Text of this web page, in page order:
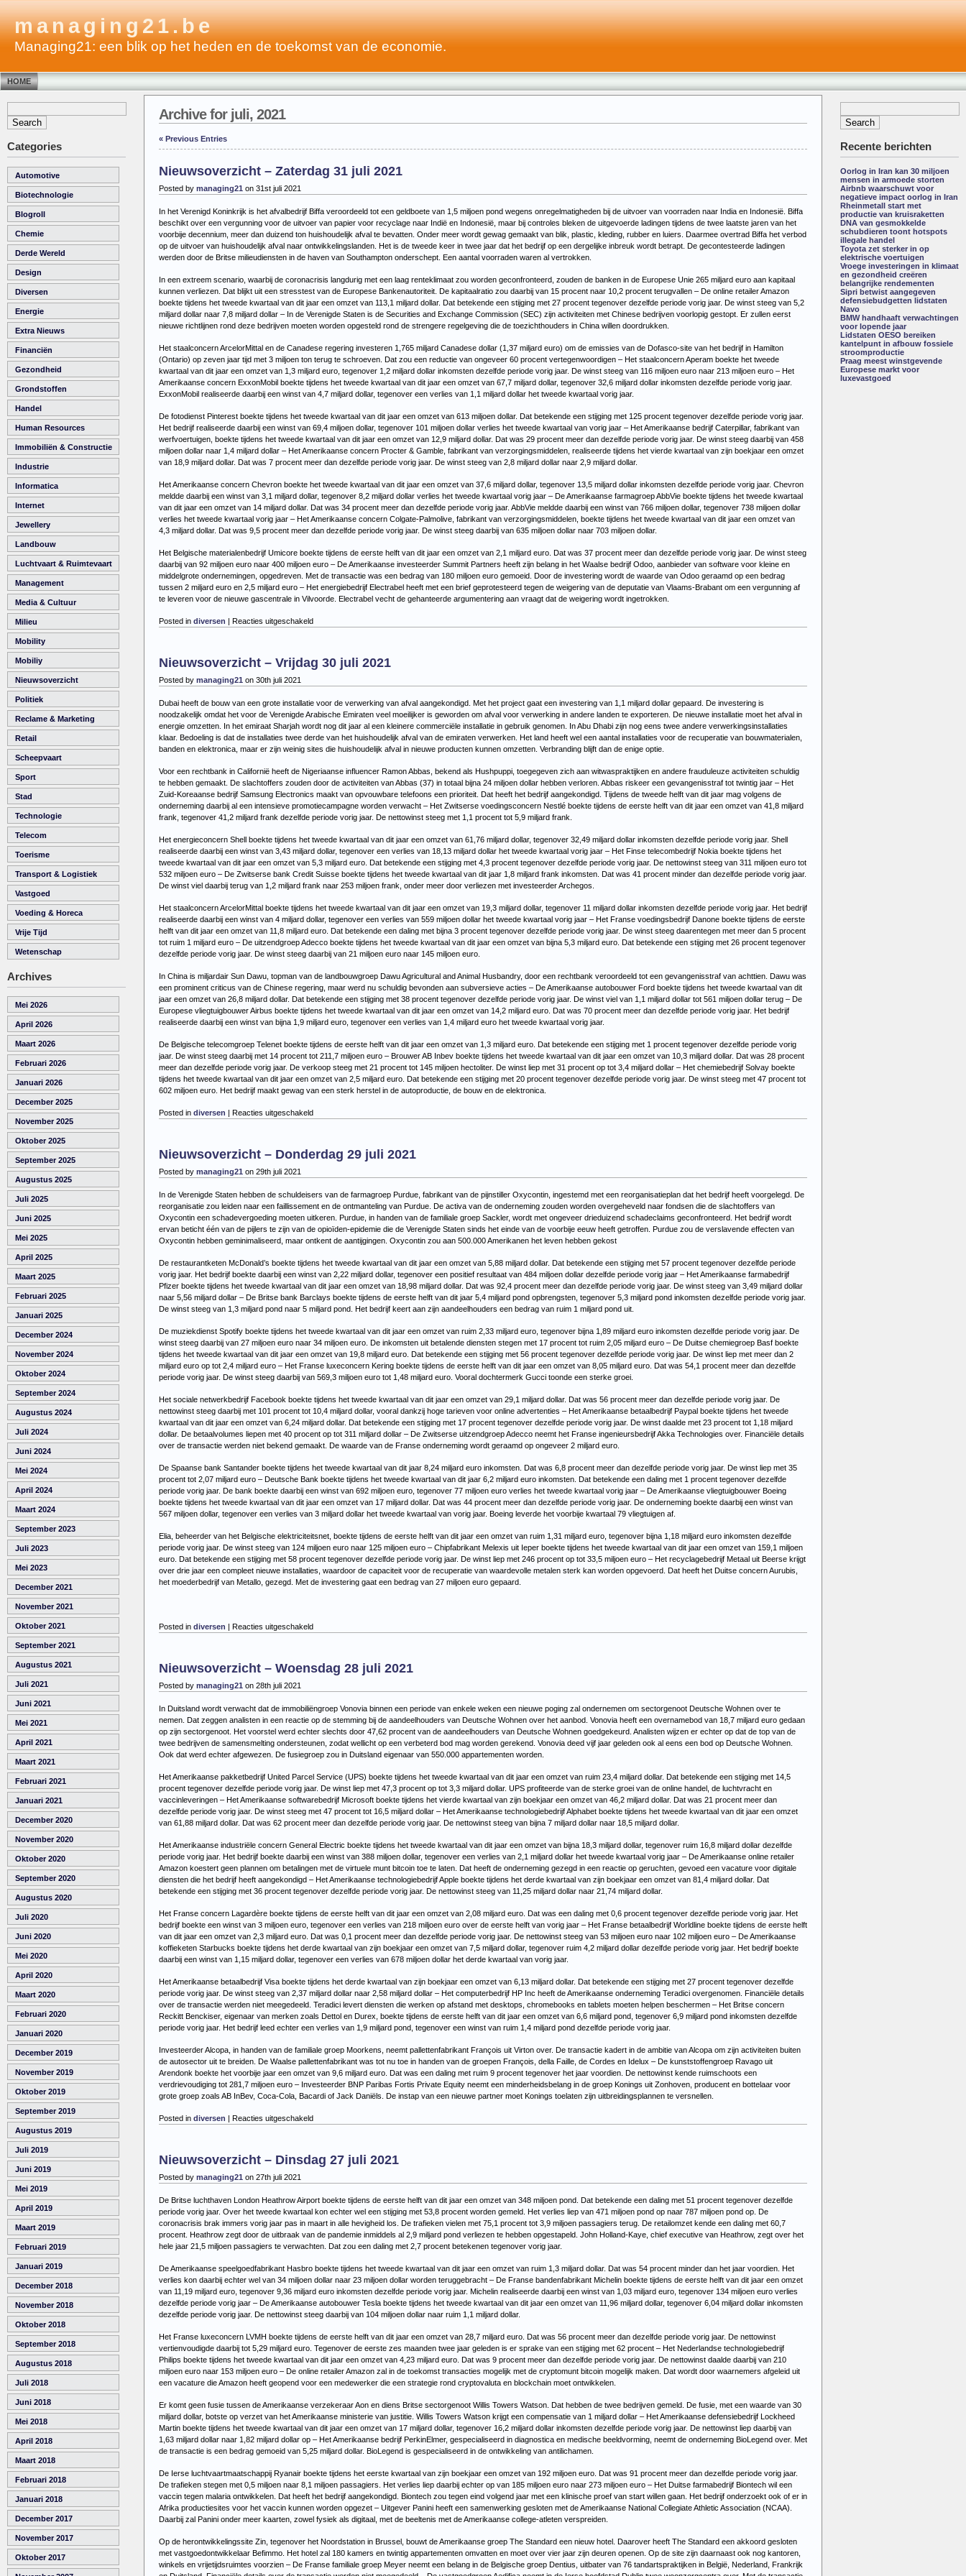
managing21.be
Managing21: een blik op het heden en de toekomst van de economie.
HOME
Categories
Automotive
Biotechnologie
Blogroll
Chemie
Derde Wereld
Design
Diversen
Energie
Extra Nieuws
Financiën
Gezondheid
Grondstoffen
Handel
Human Resources
Immobiliën & Constructie
Industrie
Informatica
Internet
Jewellery
Landbouw
Luchtvaart & Ruimtevaart
Management
Media & Cultuur
Milieu
Mobility
Mobiliy
Nieuwsoverzicht
Politiek
Reclame & Marketing
Retail
Scheepvaart
Sport
Stad
Technologie
Telecom
Toerisme
Transport & Logistiek
Vastgoed
Voeding & Horeca
Vrije Tijd
Wetenschap
Archives
Mei 2026
April 2026
Maart 2026
Februari 2026
Januari 2026
December 2025
November 2025
Oktober 2025
September 2025
Augustus 2025
Juli 2025
Juni 2025
Mei 2025
April 2025
Maart 2025
Februari 2025
Januari 2025
December 2024
November 2024
Oktober 2024
September 2024
Augustus 2024
Juli 2024
Juni 2024
Mei 2024
April 2024
Maart 2024
September 2023
Juli 2023
Mei 2023
December 2021
November 2021
Oktober 2021
September 2021
Augustus 2021
Juli 2021
Juni 2021
Mei 2021
April 2021
Maart 2021
Februari 2021
Januari 2021
December 2020
November 2020
Oktober 2020
September 2020
Augustus 2020
Juli 2020
Juni 2020
Mei 2020
April 2020
Maart 2020
Februari 2020
Januari 2020
December 2019
November 2019
Oktober 2019
September 2019
Augustus 2019
Juli 2019
Juni 2019
Mei 2019
April 2019
Maart 2019
Februari 2019
Januari 2019
December 2018
November 2018
Oktober 2018
September 2018
Augustus 2018
Juli 2018
Juni 2018
Mei 2018
April 2018
Maart 2018
Februari 2018
Januari 2018
December 2017
November 2017
Oktober 2017
Recente berichten
Oorlog in Iran kan 30 miljoen
mensen in armoede storten
Airbnb waarschuwt voor
negatieve impact oorlog in Iran
Rheinmetall start met
productie van kruisraketten
DNA van gesmokkelde
schubdieren toont hotspots
illegale handel
Toyota zet sterker in op
elektrische voertuigen
Vroege investeringen in klimaat
en gezondheid creëren
belangrijke rendementen
Sipri betwist aangegeven
defensiebudgetten lidstaten
Navo
BMW handhaaft verwachtingen
voor lopende jaar
Lidstaten OESO bereiken
kantelpunt in afbouw fossiele
stroomproductie
Praag meest winstgevende
Europese markt voor
luxevastgoed
Archive for juli, 2021
« Previous Entries
Nieuwsoverzicht – Zaterdag 31 juli 2021
Posted by managing21 on 31st juli 2021
In het Verenigd Koninkrijk is het afvalbedrijf Biffa veroordeeld tot een geldboete van 1,5 miljoen pond wegens onregelmatigheden bij de uitvoer van voorraden naar India en Indonesië. Biffa
beschikt over een vergunning voor de uitvoer van papier voor recyclage naar Indië en Indonesië, maar bij controles bleken de uitgevoerde ladingen tijdens de twee laatste jaren van het
voorbije decennium, meer dan duizend ton huishoudelijk afval te bevatten. Onder meer wordt gewag gemaakt van blik, plastic, kleding, rubber en luiers. Daarmee overtrad Biffa het verbod
op de uitvoer van huishoudelijk afval naar ontwikkelingslanden. Het is de tweede keer in twee jaar dat het bedrijf op een dergelijke inbreuk wordt betrapt. De gecontesteerde ladingen
werden door de Britse milieudiensten in de haven van Southampton onderschept. Een aantal voorraden waren al vertrokken.
In een extreem scenario, waarbij de coronacrisis langdurig met een laag renteklimaat zou worden geconfronteerd, zouden de banken in de Europese Unie 265 miljard euro aan kapitaal
kunnen verliezen. Dat blijkt uit een stresstest van de Europese Bankenautoriteit. De kapitaalratio zou daarbij van 15 procent naar 10,2 procent terugvallen – De online retailer Amazon
boekte tijdens het tweede kwartaal van dit jaar een omzet van 113,1 miljard dollar. Dat betekende een stijging met 27 procent tegenover dezelfde periode vorig jaar. De winst steeg van 5,2
miljard dollar naar 7,8 miljard dollar – In de Verenigde Staten is de Securities and Exchange Commission (SEC) zijn activiteiten met Chinese bedrijven voorlopig gestopt. Er zullen eerst
nieuwe richtlijnen rond deze bedrijven moeten worden opgesteld rond de strengere regelgeving die de toezichthouders in China willen doordrukken.
Het staalconcern ArcelorMittal en de Canadese regering investeren 1,765 miljard Canadese dollar (1,37 miljard euro) om de emissies van de Dofasco-site van het bedrijf in Hamilton
(Ontario) op zeven jaar tijd met 3 miljoen ton terug te schroeven. Dat zou een reductie van ongeveer 60 procent vertegenwoordigen – Het staalconcern Aperam boekte het tweede
kwartaal van dit jaar een omzet van 1,3 miljard euro, tegenover 1,2 miljard dollar inkomsten dezelfde periode vorig jaar. De winst steeg van 116 miljoen euro naar 213 miljoen euro – Het
Amerikaanse concern ExxonMobil boekte tijdens het tweede kwartaal van dit jaar een omzet van 67,7 miljard dollar, tegenover 32,6 miljard dollar inkomsten dezelfde periode vorig jaar.
ExxonMobil realiseerde daarbij een winst van 4,7 miljard dollar, tegenover een verlies van 1,1 miljard dollar het tweede kwartaal vorig jaar.
De fotodienst Pinterest boekte tijdens het tweede kwartaal van dit jaar een omzet van 613 miljoen dollar. Dat betekende een stijging met 125 procent tegenover dezelfde periode vorig jaar.
Het bedrijf realiseerde daarbij een winst van 69,4 miljoen dollar, tegenover 101 miljoen dollar verlies het tweede kwartaal van vorig jaar – Het Amerikaanse bedrijf Caterpillar, fabrikant van
werfvoertuigen, boekte tijdens het tweede kwartaal van dit jaar een omzet van 12,9 miljard dollar. Dat was 29 procent meer dan dezelfde periode vorig jaar. De winst steeg daarbij van 458
miljoen dollar naar 1,4 miljard dollar – Het Amerikaanse concern Procter & Gamble, fabrikant van verzorgingsmiddelen, realiseerde tijdens het vierde kwartaal van zijn boekjaar een omzet
van 18,9 miljard dollar. Dat was 7 procent meer dan dezelfde periode vorig jaar. De winst steeg van 2,8 miljard dollar naar 2,9 miljard dollar.
Het Amerikaanse concern Chevron boekte het tweede kwartaal van dit jaar een omzet van 37,6 miljard dollar, tegenover 13,5 miljard dollar inkomsten dezelfde periode vorig jaar. Chevron
meldde daarbij een winst van 3,1 miljard dollar, tegenover 8,2 miljard dollar verlies het tweede kwartaal vorig jaar – De Amerikaanse farmagroep AbbVie boekte tijdens het tweede kwartaal
van dit jaar een omzet van 14 miljard dollar. Dat was 34 procent meer dan dezelfde periode vorig jaar. AbbVie meldde daarbij een winst van 766 miljoen dollar, tegenover 738 miljoen dollar
verlies het tweede kwartaal vorig jaar – Het Amerikaanse concern Colgate-Palmolive, fabrikant van verzorgingsmiddelen, boekte tijdens het tweede kwartaal van dit jaar een omzet van
4,3 miljard dollar. Dat was 9,5 procent meer dan dezelfde periode vorig jaar. De winst steeg daarbij van 635 miljoen dollar naar 703 miljoen dollar.
Het Belgische materialenbedrijf Umicore boekte tijdens de eerste helft van dit jaar een omzet van 2,1 miljard euro. Dat was 37 procent meer dan dezelfde periode vorig jaar. De winst steeg
daarbij van 92 miljoen euro naar 400 miljoen euro – De Amerikaanse investeerder Summit Partners heeft zijn belang in het Waalse bedrijf Odoo, aanbieder van software voor kleine en
middelgrote ondernemingen, opgedreven. Met de transactie was een bedrag van 180 miljoen euro gemoeid. Door de investering wordt de waarde van Odoo geraamd op een bedrag
tussen 2 miljard euro en 2,5 miljard euro – Het energiebedrijf Electrabel heeft met een brief geprotesteerd tegen de weigering van de deputatie van Vlaams-Brabant om een vergunning af
te leveren voor de nieuwe gascentrale in Vilvoorde. Electrabel vecht de gehanteerde argumentering aan vraagt dat de weigering wordt ingetrokken.
Posted in diversen | Reacties uitgeschakeldvoor
31
2021
Nieuwsoverzicht – Vrijdag 30 juli 2021
Posted by managing21 on 30th juli 2021
Dubai heeft de bouw van een grote installatie voor de verwerking van afval aangekondigd. Met het project gaat een investering van 1,1 miljard dollar gepaard. De investering is
noodzakelijk omdat het voor de Verenigde Arabische Emiraten veel moeilijker is geworden om afval voor verwerking in andere landen te exporteren. De nieuwe installatie moet het afval in
energie omzetten. In het emiraat Sharjah wordt nog dit jaar al een kleinere commerciële installatie in gebruik genomen. In Abu Dhabi zijn nog eens twee andere verwerkingsinstallaties
klaar. Bedoeling is dat de installaties twee derde van het huishoudelijk afval van de emiraten verwerken. Het land heeft wel een aantal installaties voor de recuperatie van bouwmaterialen,
banden en elektronica, maar er zijn weinig sites die huishoudelijk afval in nieuwe producten kunnen omzetten. Verbranding blijft dan de enige optie.
Voor een rechtbank in Californië heeft de Nigeriaanse influencer Ramon Abbas, bekend als Hushpuppi, toegegeven zich aan witwaspraktijken en andere frauduleuze activiteiten schuldig
te hebben gemaakt. De slachtoffers zouden door de activiteiten van Abbas (37) in totaal bijna 24 miljoen dollar hebben verloren. Abbas riskeer een gevangenisstraf tot twintig jaar – Het
Zuid-Koreaanse bedrijf Samsung Electronics maakt van opvouwbare telefoons een prioriteit. Dat heeft het bedrijf aangekondigd. Tijdens de tweede helft van dit jaar mag volgens de
onderneming daarbij al een intensieve promotiecampagne worden verwacht – Het Zwitserse voedingsconcern Nestlé boekte tijdens de eerste helft van dit jaar een omzet van 41,8 miljard
frank, tegenover 41,2 miljard frank dezelfde periode vorig jaar. De nettowinst steeg met 1,1 procent tot 5,9 miljard frank.
Het energieconcern Shell boekte tijdens het tweede kwartaal van dit jaar een omzet van 61,76 miljard dollar, tegenover 32,49 miljard dollar inkomsten dezelfde periode vorig jaar. Shell
realiseerde daarbij een winst van 3,43 miljard dollar, tegenover een verlies van 18,13 miljard dollar het tweede kwartaal vorig jaar – Het Finse telecombedrijf Nokia boekte tijdens het
tweede kwartaal van dit jaar een omzet van 5,3 miljard euro. Dat betekende een stijging met 4,3 procent tegenover dezelfde periode vorig jaar. De nettowinst steeg van 311 miljoen euro tot
532 miljoen euro – De Zwitserse bank Credit Suisse boekte tijdens het tweede kwartaal van dit jaar 1,8 miljard frank inkomsten. Dat was 41 procent minder dan dezelfde periode vorig jaar.
De winst viel daarbij terug van 1,2 miljard frank naar 253 miljoen frank, onder meer door verliezen met investeerder Archegos.
Het staalconcern ArcelorMittal boekte tijdens het tweede kwartaal van dit jaar een omzet van 19,3 miljard dollar, tegenover 11 miljard dollar inkomsten dezelfde periode vorig jaar. Het bedrijf
realiseerde daarbij een winst van 4 miljard dollar, tegenover een verlies van 559 miljoen dollar het tweede kwartaal vorig jaar – Het Franse voedingsbedrijf Danone boekte tijdens de eerste
helft van dit jaar een omzet van 11,8 miljard euro. Dat betekende een daling met bijna 3 procent tegenover dezelfde periode vorig jaar. De winst steeg daarentegen met meer dan 5 procent
tot ruim 1 miljard euro – De uitzendgroep Adecco boekte tijdens het tweede kwartaal van dit jaar een omzet van bijna 5,3 miljard euro. Dat betekende een stijging met 26 procent tegenover
dezelfde periode vorig jaar. De winst steeg daarbij van 21 miljoen euro naar 145 miljoen euro.
In China is miljardair Sun Dawu, topman van de landbouwgroep Dawu Agricultural and Animal Husbandry, door een rechtbank veroordeeld tot een gevangenisstraf van achttien. Dawu was
een prominent criticus van de Chinese regering, maar werd nu schuldig bevonden aan subversieve acties – De Amerikaanse autobouwer Ford boekte tijdens het tweede kwartaal van dit
jaar een omzet van 26,8 miljard dollar. Dat betekende een stijging met 38 procent tegenover dezelfde periode vorig jaar. De winst viel van 1,1 miljard dollar tot 561 miljoen dollar terug – De
Europese vliegtuigbouwer Airbus boekte tijdens het tweede kwartaal van dit jaar een omzet van 14,2 miljard euro. Dat was 70 procent meer dan dezelfde periode vorig jaar. Het bedrijf
realiseerde daarbij een winst van bijna 1,9 miljard euro, tegenover een verlies van 1,4 miljard euro het tweede kwartaal vorig jaar.
De Belgische telecomgroep Telenet boekte tijdens de eerste helft van dit jaar een omzet van 1,3 miljard euro. Dat betekende een stijging met 1 procent tegenover dezelfde periode vorig
jaar. De winst steeg daarbij met 14 procent tot 211,7 miljoen euro – Brouwer AB Inbev boekte tijdens het tweede kwartaal van dit jaar een omzet van 10,3 miljard dollar. Dat was 28 procent
meer dan dezelfde periode vorig jaar. De verkoop steeg met 21 procent tot 145 miljoen hectoliter. De winst liep met 31 procent op tot 3,4 miljard dollar – Het chemiebedrijf Solvay boekte
tijdens het tweede kwartaal van dit jaar een omzet van 2,5 miljard euro. Dat betekende een stijging met 20 procent tegenover dezelfde periode vorig jaar. De winst steeg met 47 procent tot
602 miljoen euro. Het bedrijf maakt gewag van een sterk herstel in de autoproductie, de bouw en de elektronica.
Posted in diversen | Reacties uitgeschakeldvoor
30
2021
Nieuwsoverzicht – Donderdag 29 juli 2021
Posted by managing21 on 29th juli 2021
In de Verenigde Staten hebben de schuldeisers van de farmagroep Purdue, fabrikant van de pijnstiller Oxycontin, ingestemd met een reorganisatieplan dat het bedrijf heeft voorgelegd. De
reorganisatie zou leiden naar een faillissement en de ontmanteling van Purdue. De activa van de onderneming zouden worden overgeheveld naar fondsen die de slachtoffers van
Oxycontin een schadevergoeding moeten uitkeren. Purdue, in handen van de familiale groep Sackler, wordt met ongeveer drieduizend schadeclaims geconfronteerd. Het bedrijf wordt
ervan beticht één van de pijlers te zijn van de opioïden-epidemie die de Verenigde Staten sinds het einde van de voorbije eeuw heeft getroffen. Purdue zou de verslavende effecten van
Oxycontin hebben geminimaliseerd, maar ontkent de aantijgingen. Oxycontin zou aan 500.000 Amerikanen het leven hebben gekost
De restaurantketen McDonald’s boekte tijdens het tweede kwartaal van dit jaar een omzet van 5,88 miljard dollar. Dat betekende een stijging met 57 procent tegenover dezelfde periode
vorig jaar. Het bedrijf boekte daarbij een winst van 2,22 miljard dollar, tegenover een positief resultaat van 484 miljoen dollar dezelfde periode vorig jaar – Het Amerikaanse farmabedrijf
Pfizer boekte tijdens het tweede kwartaal van dit jaar een omzet van 18,98 miljard dollar. Dat was 92,4 procent meer dan dezelfde periode vorig jaar. De winst steeg van 3,49 miljard dollar
naar 5,56 miljard dollar – De Britse bank Barclays boekte tijdens de eerste helft van dit jaar 5,4 miljard pond opbrengsten, tegenover 5,3 miljard pond inkomsten dezelfde periode vorig jaar.
De winst steeg van 1,3 miljard pond naar 5 miljard pond. Het bedrijf keert aan zijn aandeelhouders een bedrag van ruim 1 miljard pond uit.
De muziekdienst Spotify boekte tijdens het tweede kwartaal van dit jaar een omzet van ruim 2,33 miljard euro, tegenover bijna 1,89 miljard euro inkomsten dezelfde periode vorig jaar. De
winst steeg daarbij van 27 miljoen euro naar 34 miljoen euro. De inkomsten uit betalende diensten stegen met 17 procent tot ruim 2,05 miljard euro – De Duitse chemiegroep Basf boekte
tijdens het tweede kwartaal van dit jaar een omzet van 19,8 miljard euro. Dat betekende een stijging met 56 procent tegenover dezelfde periode vorig jaar. De winst liep met meer dan 2
miljard euro op tot 2,4 miljard euro – Het Franse luxeconcern Kering boekte tijdens de eerste helft van dit jaar een omzet van 8,05 miljard euro. Dat was 54,1 procent meer dan dezelfde
periode vorig jaar. De winst steeg daarbij van 569,3 miljoen euro tot 1,48 miljard euro. Vooral dochtermerk Gucci toonde een sterke groei.
Het sociale netwerkbedrijf Facebook boekte tijdens het tweede kwartaal van dit jaar een omzet van 29,1 miljard dollar. Dat was 56 procent meer dan dezelfde periode vorig jaar. De
nettowinst steeg daarbij met 101 procent tot 10,4 miljard dollar, vooral dankzij hoge tarieven voor online advertenties – Het Amerikaanse betaalbedrijf Paypal boekte tijdens het tweede
kwartaal van dit jaar een omzet van 6,24 miljard dollar. Dat betekende een stijging met 17 procent tegenover dezelfde periode vorig jaar. De winst daalde met 23 procent tot 1,18 miljard
dollar. De betaalvolumes liepen met 40 procent op tot 311 miljard dollar – De Zwitserse uitzendgroep Adecco neemt het Franse ingenieursbedrijf Akka Technologies over. Financiële details
over de transactie werden niet bekend gemaakt. De waarde van de Franse onderneming wordt geraamd op ongeveer 2 miljard euro.
De Spaanse bank Santander boekte tijdens het tweede kwartaal van dit jaar 8,24 miljard euro inkomsten. Dat was 6,8 procent meer dan dezelfde periode vorig jaar. De winst liep met 35
procent tot 2,07 miljard euro – Deutsche Bank boekte tijdens het tweede kwartaal van dit jaar 6,2 miljard euro inkomsten. Dat betekende een daling met 1 procent tegenover dezelfde
periode vorig jaar. De bank boekte daarbij een winst van 692 miljoen euro, tegenover 77 miljoen euro verlies het tweede kwartaal vorig jaar – De Amerikaanse vliegtuigbouwer Boeing
boekte tijdens het tweede kwartaal van dit jaar een omzet van 17 miljard dollar. Dat was 44 procent meer dan dezelfde periode vorig jaar. De onderneming boekte daarbij een winst van
567 miljoen dollar, tegenover een verlies van 3 miljard dollar het tweede kwartaal van vorig jaar. Boeing leverde het voorbije kwartaal 79 vliegtuigen af.
Elia, beheerder van het Belgische elektriciteitsnet, boekte tijdens de eerste helft van dit jaar een omzet van ruim 1,31 miljard euro, tegenover bijna 1,18 miljard euro inkomsten dezelfde
periode vorig jaar. De winst steeg van 124 miljoen euro naar 125 miljoen euro – Chipfabrikant Melexis uit Ieper boekte tijdens het tweede kwartaal van dit jaar een omzet van 159,1 miljoen
euro. Dat betekende een stijging met 58 procent tegenover dezelfde periode vorig jaar. De winst liep met 246 procent op tot 33,5 miljoen euro – Het recyclagebedrijf Metaal uit Beerse krijgt
over drie jaar een compleet nieuwe installaties, waardoor de capaciteit voor de recuperatie van waardevolle metalen sterk kan worden opgevoerd. Dat heeft het Duitse concern Aurubis,
het moederbedrijf van Metallo, gezegd. Met de investering gaat een bedrag van 27 miljoen euro gepaard.
Posted in diversen | Reacties uitgeschakeldvoor
29
2021
Nieuwsoverzicht – Woensdag 28 juli 2021
Posted by managing21 on 28th juli 2021
In Duitsland wordt verwacht dat de immobiliëngroep Vonovia binnen een periode van enkele weken een nieuwe poging zal ondernemen om sectorgenoot Deutsche Wohnen over te
nemen. Dat zeggen analisten in een reactie op de stemming bij de aandeelhouders van Deutsche Wohnen over het aanbod. Vonovia heeft een overnamebod van 18,7 miljard euro gedaan
op zijn sectorgenoot. Het voorstel werd echter slechts door 47,62 procent van de aandeelhouders van Deutsche Wohnen goedgekeurd. Analisten wijzen er echter op dat de top van de
twee bedrijven de samensmelting ondersteunen, zodat wellicht op een verbeterd bod mag worden gerekend. Vonovia deed vijf jaar geleden ook al eens een bod op Deutsche Wohnen.
Ook dat werd echter afgewezen. De fusiegroep zou in Duitsland eigenaar van 550.000 appartementen worden.
Het Amerikaanse pakketbedrijf United Parcel Service (UPS) boekte tijdens het tweede kwartaal van dit jaar een omzet van ruim 23,4 miljard dollar. Dat betekende een stijging met 14,5
procent tegenover dezelfde periode vorig jaar. De winst liep met 47,3 procent op tot 3,3 miljard dollar. UPS profiteerde van de sterke groei van de online handel, de luchtvracht en
vaccinleveringen – Het Amerikaanse softwarebedrijf Microsoft boekte tijdens het vierde kwartaal van zijn boekjaar een omzet van 46,2 miljard dollar. Dat was 21 procent meer dan
dezelfde periode vorig jaar. De winst steeg met 47 procent tot 16,5 miljard dollar – Het Amerikaanse technologiebedrijf Alphabet boekte tijdens het tweede kwartaal van dit jaar een omzet
van 61,88 miljard dollar. Dat was 62 procent meer dan dezelfde periode vorig jaar. De nettowinst steeg van bijna 7 miljard dollar naar 18,5 miljard dollar.
Het Amerikaanse industriële concern General Electric boekte tijdens het tweede kwartaal van dit jaar een omzet van bijna 18,3 miljard dollar, tegenover ruim 16,8 miljard dollar dezelfde
periode vorig jaar. Het bedrijf boekte daarbij een winst van 388 miljoen dollar, tegenover een verlies van 2,1 miljard dollar het tweede kwartaal vorig jaar – De Amerikaanse online retailer
Amazon koestert geen plannen om betalingen met de virtuele munt bitcoin toe te laten. Dat heeft de onderneming gezegd in een reactie op geruchten, gevoed een vacature voor digitale
diensten die het bedrijf heeft aangekondigd – Het Amerikaanse technologiebedrijf Apple boekte tijdens het derde kwartaal van zijn boekjaar een omzet van 81,4 miljard dollar. Dat
betekende een stijging met 36 procent tegenover dezelfde periode vorig jaar. De nettowinst steeg van 11,25 miljard dollar naar 21,74 miljard dollar.
Het Franse concern Lagardère boekte tijdens de eerste helft van dit jaar een omzet van 2,08 miljard euro. Dat was een daling met 0,6 procent tegenover dezelfde periode vorig jaar. Het
bedrijf boekte een winst van 3 miljoen euro, tegenover een verlies van 218 miljoen euro over de eerste helft van vorig jaar – Het Franse betaalbedrijf Worldline boekte tijdens de eerste helft
van dit jaar een omzet van 2,3 miljard euro. Dat was 0,1 procent meer dan dezelfde periode vorig jaar. De nettowinst steeg van 53 miljoen euro naar 102 miljoen euro – De Amerikaanse
koffieketen Starbucks boekte tijdens het derde kwartaal van zijn boekjaar een omzet van 7,5 miljard dollar, tegenover ruim 4,2 miljard dollar dezelfde periode vorig jaar. Het bedrijf boekte
daarbij een winst van 1,15 miljard dollar, tegenover een verlies van 678 miljoen dollar het derde kwartaal van vorig jaar.
Het Amerikaanse betaalbedrijf Visa boekte tijdens het derde kwartaal van zijn boekjaar een omzet van 6,13 miljard dollar. Dat betekende een stijging met 27 procent tegenover dezelfde
periode vorig jaar. De winst steeg van 2,37 miljard dollar naar 2,58 miljard dollar – Het computerbedrijf HP Inc heeft de Amerikaanse onderneming Teradici overgenomen. Financiële details
over de transactie werden niet meegedeeld. Teradici levert diensten die werken op afstand met desktops, chromebooks en tablets moeten helpen beschermen – Het Britse concern
Reckitt Benckiser, eigenaar van merken zoals Dettol en Durex, boekte tijdens de eerste helft van dit jaar een omzet van 6,6 miljard pond, tegenover 6,9 miljard pond inkomsten dezelfde
periode vorig jaar. Het bedrijf leed echter een verlies van 1,9 miljard pond, tegenover een winst van ruim 1,4 miljard pond dezelfde periode vorig jaar.
Investeerder Alcopa, in handen van de familiale groep Moorkens, neemt pallettenfabrikant François uit Virton over. De transactie kadert in de ambitie van Alcopa om zijn activiteiten buiten
de autosector uit te breiden. De Waalse pallettenfabrikant was tot nu toe in handen van de groepen François, della Faille, de Cordes en Idelux – De kunststoffengroep Ravago uit
Arendonk boekte het voorbije jaar een omzet van 9,6 miljard euro. Dat was een daling met ruim 9 procent tegenover het jaar voordien. De nettowinst kende ruimschoots een
verdrievoudiging tot 281,7 miljoen euro – Investeerder BNP Paribas Fortis Private Equity neemt een minderheidsbelang in de groep Konings uit Zonhoven, producent en bottelaar voor
grote groep zoals AB InBev, Coca-Cola, Bacardi of Jack Daniëls. De instap van een nieuwe partner moet Konings toelaten zijn uitbreidingsplannen te versnellen.
Posted in diversen | Reacties uitgeschakeldvoor
28
2021
Nieuwsoverzicht – Dinsdag 27 juli 2021
Posted by managing21 on 27th juli 2021
De Britse luchthaven London Heathrow Airport boekte tijdens de eerste helft van dit jaar een omzet van 348 miljoen pond. Dat betekende een daling met 51 procent tegenover dezelfde
periode vorig jaar. Over het tweede kwartaal kon echter wel een stijging met 53,8 procent worden gemeld. Het verlies liep van 471 miljoen pond op naar 787 miljoen pond op. De
coronacrisis brak immers vorig jaar pas in maart in alle hevigheid los. De trafieken vielen met 75,1 procent tot 3,9 miljoen passagiers terug. De retailomzet kende een daling met 60,7
procent. Heathrow zegt door de uitbraak van de pandemie inmiddels al 2,9 miljard pond verliezen te hebben opgestapeld. John Holland-Kaye, chief executive van Heathrow, zegt over het
hele jaar 21,5 miljoen passagiers te verwachten. Dat zou een daling met 2,7 procent betekenen tegenover vorig jaar.
De Amerikaanse speelgoedfabrikant Hasbro boekte tijdens het tweede kwartaal van dit jaar een omzet van ruim 1,3 miljard dollar. Dat was 54 procent minder dan het jaar voordien. Het
verlies kon daarbij echter wel van 34 miljoen dollar naar 23 miljoen dollar worden teruggebracht – De Franse bandenfabrikant Michelin boekte tijdens de eerste helft van dit jaar een omzet
van 11,19 miljard euro, tegenover 9,36 miljard euro inkomsten dezelfde periode vorig jaar. Michelin realiseerde daarbij een winst van 1,03 miljard euro, tegenover 134 miljoen euro verlies
dezelfde periode vorig jaar – De Amerikaanse autobouwer Tesla boekte tijdens het tweede kwartaal van dit jaar een omzet van 11,96 miljard dollar, tegenover 6,04 miljard dollar inkomsten
dezelfde periode vorig jaar. De nettowinst steeg daarbij van 104 miljoen dollar naar ruim 1,1 miljard dollar.
Het Franse luxeconcern LVMH boekte tijdens de eerste helft van dit jaar een omzet van 28,7 miljard euro. Dat was 56 procent meer dan dezelfde periode vorig jaar. De nettowinst
vertienvoudigde daarbij tot 5,29 miljard euro. Tegenover de eerste zes maanden twee jaar geleden is er sprake van een stijging met 62 procent – Het Nederlandse technologiebedrijf
Philips boekte tijdens het tweede kwartaal van dit jaar een omzet van 4,23 miljard euro. Dat was 9 procent meer dan dezelfde periode vorig jaar. De nettowinst daalde daarbij van 210
miljoen euro naar 153 miljoen euro – De online retailer Amazon zal in de toekomst transacties mogelijk met de cryptomunt bitcoin mogelijk maken. Dat wordt door waarnemers afgeleid uit
een vacature die Amazon heeft geopend voor een medewerker die een strategie rond cryptovaluta en blockchain moet ontwikkelen.
Er komt geen fusie tussen de Amerikaanse verzekeraar Aon en diens Britse sectorgenoot Willis Towers Watson. Dat hebben de twee bedrijven gemeld. De fusie, met een waarde van 30
miljard dollar, botste op verzet van het Amerikaanse ministerie van justitie. Willis Towers Watson krijgt een compensatie van 1 miljard dollar – Het Amerikaanse defensiebedrijf Lockheed
Martin boekte tijdens het tweede kwartaal van dit jaar een omzet van 17 miljard dollar, tegenover 16,2 miljard dollar inkomsten dezelfde periode vorig jaar. De nettowinst liep daarbij van
1,63 miljard dollar naar 1,82 miljard dollar op – Het Amerikaanse bedrijf PerkinElmer, gespecialiseerd in diagnostica en medische beeldvorming, neemt de onderneming BioLegend over. Met
de transactie is een bedrag gemoeid van 5,25 miljard dollar. BioLegend is gespecialiseerd in de ontwikkeling van antilichamen.
De Ierse luchtvaartmaatschappij Ryanair boekte tijdens het eerste kwartaal van zijn boekjaar een omzet van 192 miljoen euro. Dat was 91 procent meer dan dezelfde periode vorig jaar.
De trafieken stegen met 0,5 miljoen naar 8,1 miljoen passagiers. Het verlies liep daarbij echter op van 185 miljoen euro naar 273 miljoen euro – Het Duitse farmabedrijf Biontech wil een
vaccin tegen malaria ontwikkelen. Dat heeft het bedrijf aangekondigd. Biontech zou tegen eind volgend jaar met een klinische proef van start willen gaan. Het bedrijf onderzoekt ook of er in
Afrika productiesites voor het vaccin kunnen worden opgezet – Uitgever Panini heeft een samenwerking gesloten met de Amerikaanse National Collegiate Athletic Association (NCAA).
Daarbij zal Panini onder meer kaarten, zowel fysiek als digitaal, met de beeltenis met de Amerikaanse college-atleten verspreiden.
Op de herontwikkelingssite Zin, tegenover het Noordstation in Brussel, bouwt de Amerikaanse groep The Standard een nieuw hotel. Daarover heeft The Standard een akkoord gesloten
met vastgoedontwikkelaar Befimmo. Het hotel zal 180 kamers en twintig appartementen omvatten en moet over vier jaar zijn deuren openen. Op de site zijn daarnaast ook nog kantoren,
winkels en vrijetijdsruimtes voorzien – De Franse familiale groep Meyer neemt een belang in de Belgische groep Dentius, uitbater van 76 tandartspraktijken in België, Nederland, Frankrijk